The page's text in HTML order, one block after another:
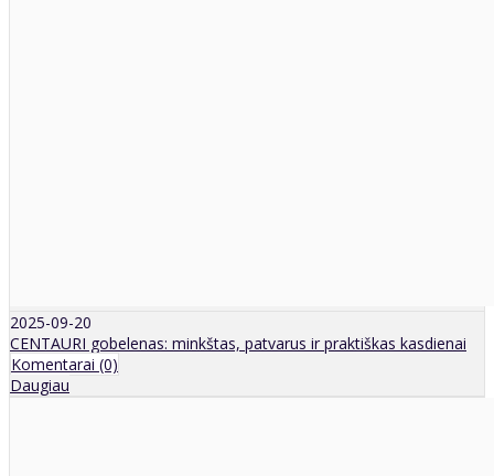
2025-09-20
CENTAURI gobelenas: minkštas, patvarus ir praktiškas kasdienai
Komentarai (0)
Daugiau